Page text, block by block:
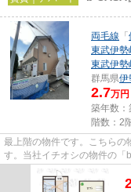
両毛線 「
東武伊勢
東武伊勢
群馬県伊
2.7万円
築年数：
階数：2
最上階の物件です。こちらの
す。当社イチオシの物件の
い。伊勢崎市にある賃貸物件